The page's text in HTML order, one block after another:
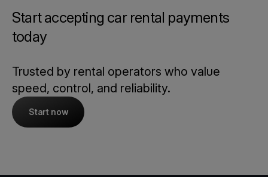
Start accepting car rental payments
today
Trusted by rental operators who value
speed, control, and reliability.
Start now